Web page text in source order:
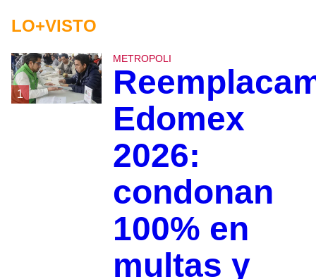
LO+VISTO
1
METROPOLI
Edomex
2026:
condonan
100% en
multas y